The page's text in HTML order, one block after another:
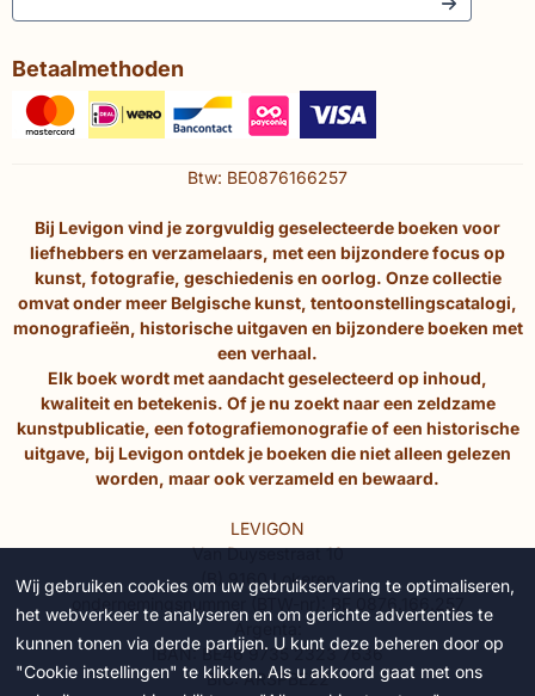
Betaalmethoden
Btw: BE0876166257
Bij Levigon vind je zorgvuldig geselecteerde boeken voor
liefhebbers en verzamelaars, met een bijzondere focus op
kunst, fotografie, geschiedenis en oorlog. Onze collectie
omvat onder meer Belgische kunst, tentoonstellingscatalogi,
monografieën, historische uitgaven en bijzondere boeken met
een verhaal.
Elk boek wordt met aandacht geselecteerd op inhoud,
kwaliteit en betekenis. Of je nu zoekt naar een zeldzame
kunstpublicatie, een fotografiemonografie of een historische
uitgave, bij Levigon ontdek je boeken die niet alleen gelezen
worden, maar ook verzameld en bewaard.
LEVIGON
Van Duysestraat 10
(B) 9160 Lokeren
ondernemingsnummer (BTW-nr): BE 0876.166.257
Argenta:
IBAN: BE46 9735 2323 7636
BIC: ARSPBE22
Wij gebruiken cookies om uw gebruikservaring te optimaliseren,
het webverkeer te analyseren en om gerichte advertenties te
kunnen tonen via derde partijen. U kunt deze beheren door op
"Cookie instellingen" te klikken. Als u akkoord gaat met ons